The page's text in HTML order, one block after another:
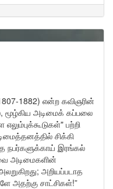
1882) என்ற கவிஞரின்
மூழ்கிய அடிமைக் கப்பலை
எலும்புக்கூடுகள்" பற்றி
சிக்கி
நபர்களுக்காய் இரங்கல்
அடிமைகளின்
அறியப்படாத
அதற்கு சாட்சிகள்!”